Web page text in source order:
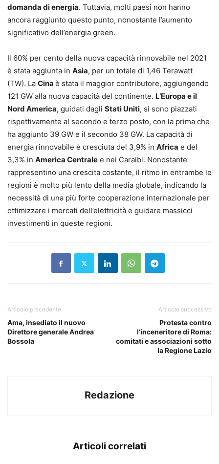
domanda di energia. Tuttavia, molti paesi non hanno
ancora raggiunto questo punto, nonostante l’aumento
significativo dell’energia green.
Il 60% per cento della nuova capacità rinnovabile nel 2021
è stata aggiunta in Asia, per un totale di 1,46 Terawatt
(TW). La Cina è stata il maggior contributore, aggiungendo
121 GW alla nuova capacità del continente. L’Europa e il
Nord America, guidati dagli Stati Uniti, si sono piazzati
rispettivamente al secondo e terzo posto, con la prima che
ha aggiunto 39 GW e il secondo 38 GW. La capacità di
energia rinnovabile è cresciuta del 3,9% in Africa e del
3,3% in America Centrale e nei Caraibi. Nonostante
rappresentino una crescita costante, il ritmo in entrambe le
regioni è molto più lento della media globale, indicando la
necessità di una più forte cooperazione internazionale per
ottimizzare i mercati dell’elettricità e guidare massicci
investimenti in queste regioni.
Articolo precedente
Ama, insediato il nuovo
Direttore generale Andrea
Bossola
Articolo successivo
Protesta contro
l’inceneritore di Roma:
comitati e associazioni sotto
la Regione Lazio
Redazione
Articoli correlati